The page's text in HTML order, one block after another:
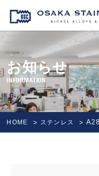
お知らせ
INFORMATION
HOME ステンレス